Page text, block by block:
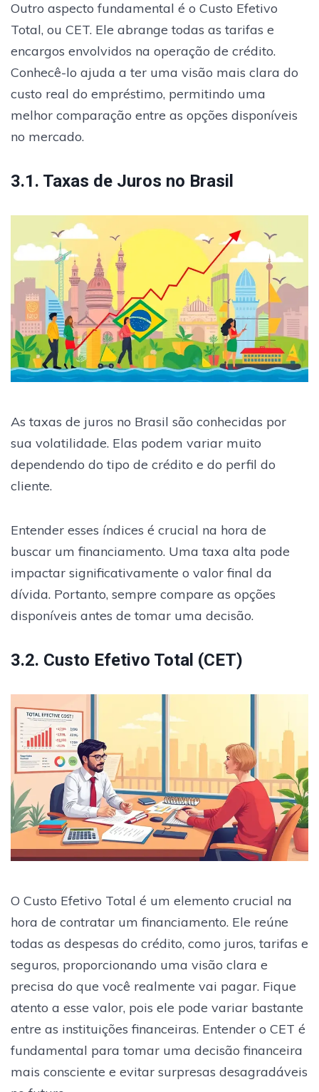
Outro aspecto fundamental é o Custo Efetivo
Total, ou CET. Ele abrange todas as tarifas e
encargos envolvidos na operação de crédito.
Conhecê-lo ajuda a ter uma visão mais clara do
custo real do empréstimo, permitindo uma
melhor comparação entre as opções disponíveis
no mercado.
3.1. Taxas de Juros no Brasil
As taxas de juros no Brasil são conhecidas por
sua volatilidade. Elas podem variar muito
dependendo do tipo de crédito e do perfil do
cliente.
Entender esses índices é crucial na hora de
buscar um financiamento. Uma taxa alta pode
impactar significativamente o valor final da
dívida. Portanto, sempre compare as opções
disponíveis antes de tomar uma decisão.
3.2. Custo Efetivo Total (CET)
O Custo Efetivo Total é um elemento crucial na
hora de contratar um financiamento. Ele reúne
todas as despesas do crédito, como juros, tarifas e
seguros, proporcionando uma visão clara e
precisa do que você realmente vai pagar. Fique
atento a esse valor, pois ele pode variar bastante
entre as instituições financeiras. Entender o CET é
fundamental para tomar uma decisão financeira
mais consciente e evitar surpresas desagradáveis